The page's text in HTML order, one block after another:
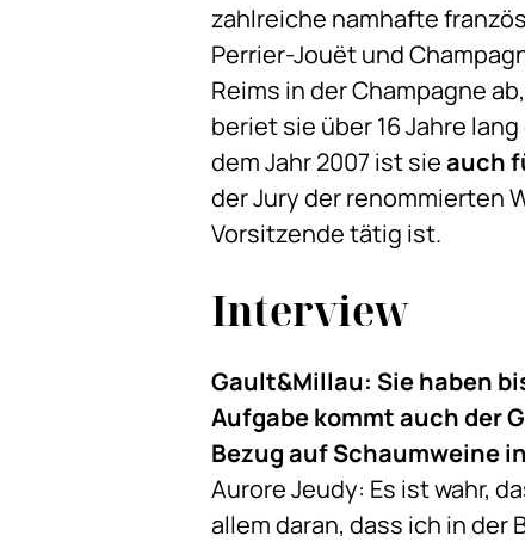
zahlreiche namhafte
Perrier-Jouët und
Reims in der Champagne
beriet sie über 16 Jahre
dem Jahr 2007 ist sieauch
der Jury der renommierten
Vorsitzende tätig ist.
Interview
Gault&Millau: Sie haben
Aufgabe kommt auch der
Bezug auf Schaumweine
Aurore Jeudy: Es ist wahr,
allem daran, dass ich in der